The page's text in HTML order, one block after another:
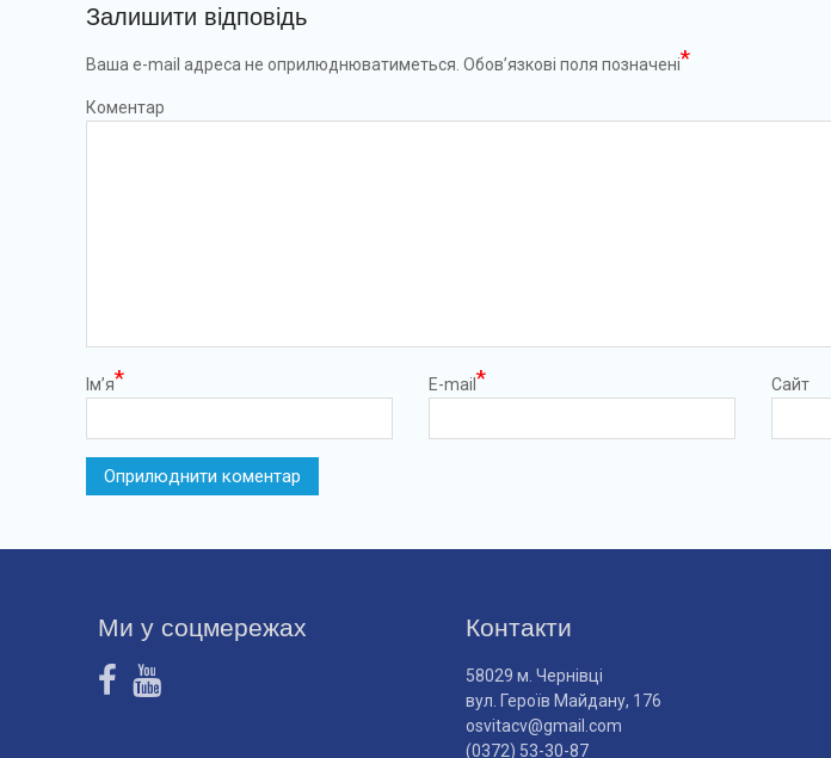
Залишити відповідь
Ваша e-mail адреса не оприлюднюватиметься. Обов’язкові поля позначені*
Коментар
Ім’я* E-mail * Сайт
Ми у соцмережах Контакти
58029 м. Чернівці
вул. Героїв Майдану, 176
osvitacv@gmail.com
(0372) 53-30-87